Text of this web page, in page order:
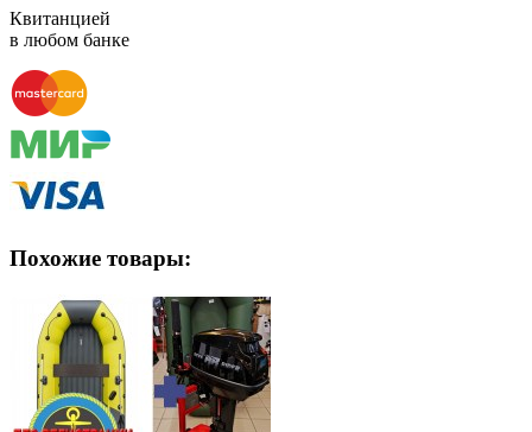
Квитанцией
в любом банке
Похожие товары: